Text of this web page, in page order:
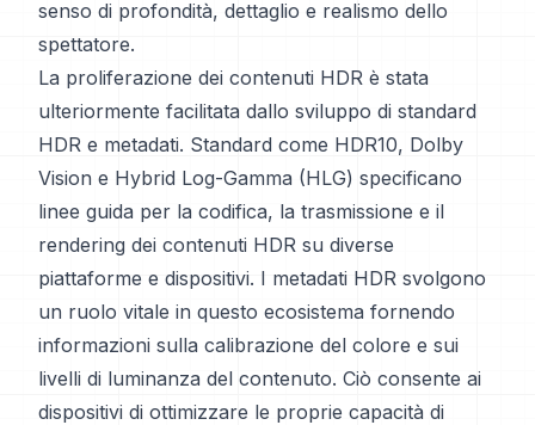
senso di profondità, dettaglio e realismo dello
spettatore.
La proliferazione dei contenuti HDR è stata
ulteriormente facilitata dallo sviluppo di standard
HDR e metadati. Standard come HDR10, Dolby
Vision e Hybrid Log-Gamma (HLG) specificano
linee guida per la codifica, la trasmissione e il
rendering dei contenuti HDR su diverse
piattaforme e dispositivi. I metadati HDR svolgono
un ruolo vitale in questo ecosistema fornendo
informazioni sulla calibrazione del colore e sui
livelli di luminanza del contenuto. Ciò consente ai
dispositivi di ottimizzare le proprie capacità di